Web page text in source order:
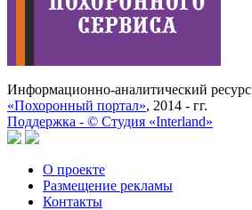
Информационно-аналитический ресурс
«Похоронный портал», 2014 - гг.
Поддержка - © Cтудия «Interland»
О проекте
Размещение рекламы
Контакты